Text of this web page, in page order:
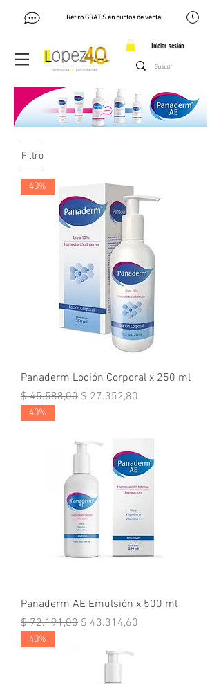
Retiro GRATIS en puntos de venta.
Iniciar sesión
Filtro
40%
Panaderm Loción Corporal x 250 ml
Precio
$ 45.588,00 Precio de oferta
$ 27.352,80
40%
Panaderm AE Emulsión x 500 ml
Precio
$ 72.191,00 Precio de oferta
$ 43.314,60
40%